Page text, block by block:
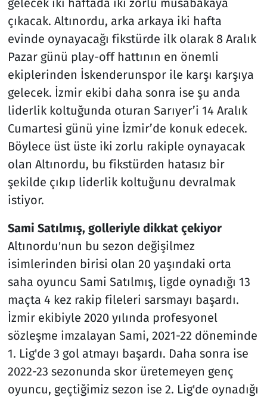
çıkacak. Altınordu, arka arkaya iki hafta
evinde oynayacağı fikstürde ilk olarak 8 Aralık
Pazar günü play-off hattının en önemli
ekiplerinden İskenderunspor ile karşı karşıya
gelecek. İzmir ekibi daha sonra ise şu anda
liderlik koltuğunda oturan Sarıyer’i 14 Aralık
Cumartesi günü yine İzmir’de konuk edecek.
Böylece üst üste iki zorlu rakiple oynayacak
olan Altınordu, bu fikstürden hatasız bir
şekilde çıkıp liderlik koltuğunu devralmak
istiyor.
Sami Satılmış, golleriyle dikkat çekiyor
Altınordu'nun bu sezon değişilmez
isimlerinden birisi olan 20 yaşındaki orta
saha oyuncu Sami Satılmış, ligde oynadığı 13
maçta 4 kez rakip fileleri sarsmayı başardı.
İzmir ekibiyle 2020 yılında profesyonel
sözleşme imzalayan Sami, 2021-22 döneminde
1. Lig'de 3 gol atmayı başardı. Daha sonra ise
2022-23 sezonunda skor üretemeyen genç
oyuncu, geçtiğimiz sezon ise 2. Lig'de oynadığı